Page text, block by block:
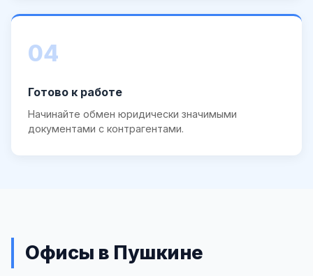
04
Готово к работе
Начинайте обмен юридически значимыми
документами с контрагентами.
Офисы в Пушкине